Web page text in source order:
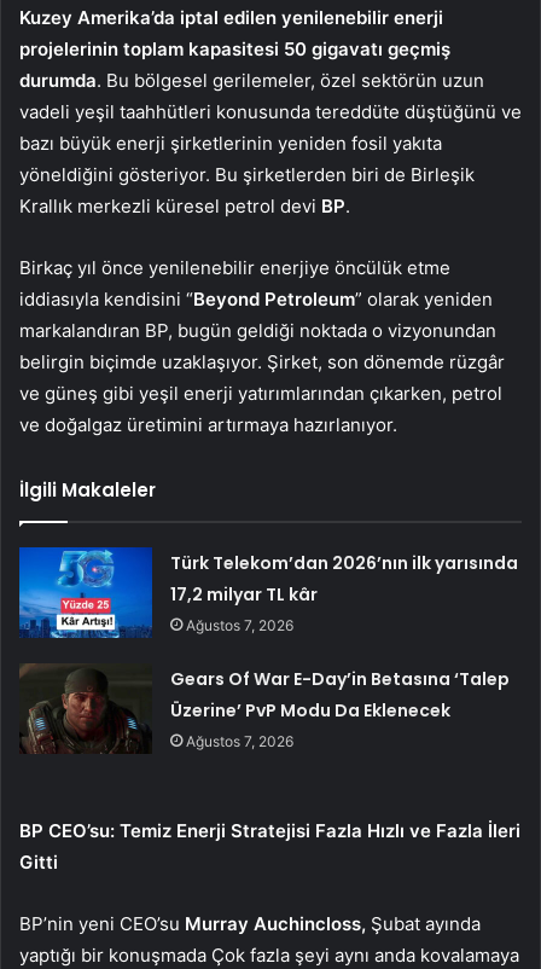
Kuzey Amerika’da iptal edilen yenilenebilir enerji
projelerinin toplam kapasitesi 50 gigavatı geçmiş
durumda. Bu bölgesel gerilemeler, özel sektörün uzun
vadeli yeşil taahhütleri konusunda tereddüte düştüğünü ve
bazı büyük enerji şirketlerinin yeniden fosil yakıta
yöneldiğini gösteriyor. Bu şirketlerden biri de Birleşik
Krallık merkezli küresel petrol devi BP.
Birkaç yıl önce yenilenebilir enerjiye öncülük etme
iddiasıyla kendisini “Beyond Petroleum” olarak yeniden
markalandıran BP, bugün geldiği noktada o vizyonundan
belirgin biçimde uzaklaşıyor. Şirket, son dönemde rüzgâr
ve güneş gibi yeşil enerji yatırımlarından çıkarken, petrol
ve doğalgaz üretimini artırmaya hazırlanıyor.
İlgili Makaleler
Türk Telekom’dan 2026’nın ilk yarısında
17,2 milyar TL kâr
Ağustos 7, 2026
Gears Of War E-Day’in Betasına ‘Talep
Üzerine’ PvP Modu Da Eklenecek
Ağustos 7, 2026
BP CEO’su: Temiz Enerji Stratejisi Fazla Hızlı ve Fazla İleri
Gitti
BP’nin yeni CEO’su Murray Auchincloss, Şubat ayında
yaptığı bir konuşmada Çok fazla şeyi aynı anda kovalamaya